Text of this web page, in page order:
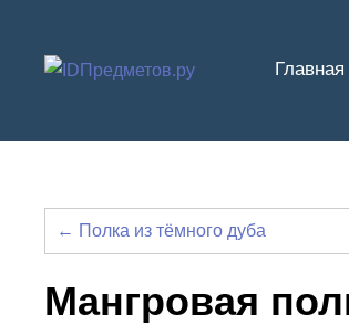
содержимому
Главная
← Полка из тёмного дуба
Мангровая